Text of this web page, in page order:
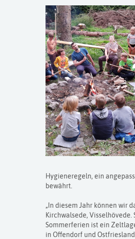
Hygieneregeln, ein
bewährt.
„In diesem Jahr können wir
Kirchwalsede,
Sommerferien ist ein
in Offendorf und